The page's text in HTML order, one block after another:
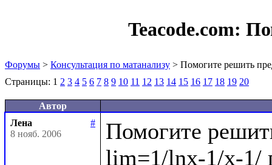
Teacode.com:
Форумы > Консультация по матанализу > Помогите решить
Страницы: 1 2 3 4 5 6 7 8 9 10 11 12 13 14 15 16 17 18 19 20
Автор
Лена
#
8 нояб. 2006
Помогите